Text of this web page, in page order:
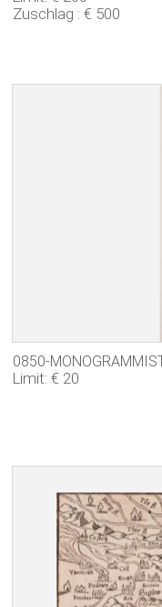
Zuschlag : € 500
0850-
Limit: € 20